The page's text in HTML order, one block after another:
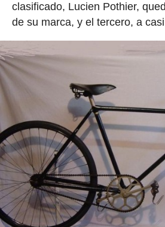
clasificado, Lucien Pothier,
de su marca, y el tercero, a